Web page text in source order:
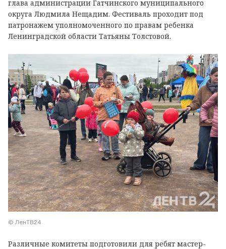
глава администрации Гатчинского муниципального
округа Людмила Нещадим. Фестиваль проходит под
патронажем уполномоченного по правам ребенка
Ленинградской области Татьяны Толстовой.
© ЛенТВ24
Различные комитеты подготовили для ребят мастер-